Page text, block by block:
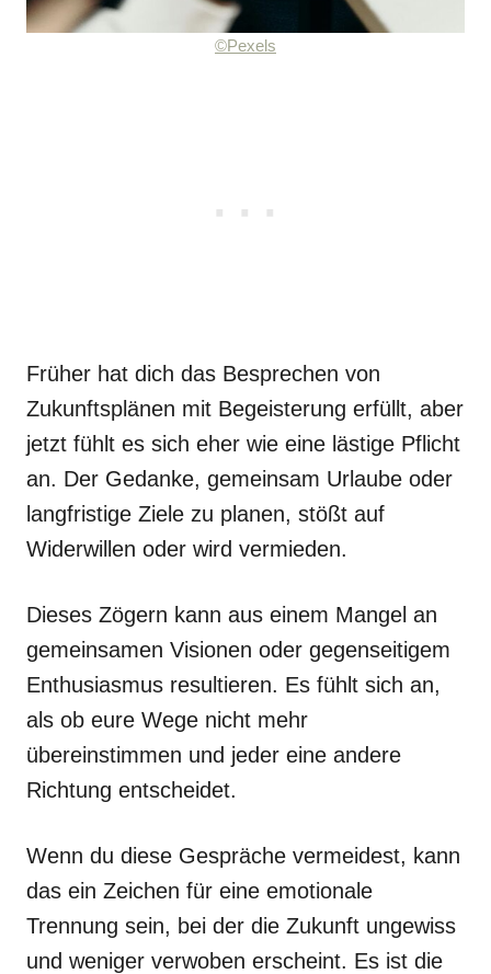
©Pexels
Früher hat dich das Besprechen von
Zukunftsplänen mit Begeisterung erfüllt, aber
jetzt fühlt es sich eher wie eine lästige Pflicht
an. Der Gedanke, gemeinsam Urlaube oder
langfristige Ziele zu planen, stößt auf
Widerwillen oder wird vermieden.
Dieses Zögern kann aus einem Mangel an
gemeinsamen Visionen oder gegenseitigem
Enthusiasmus resultieren. Es fühlt sich an,
als ob eure Wege nicht mehr
übereinstimmen und jeder eine andere
Richtung entscheidet.
Wenn du diese Gespräche vermeidest, kann
das ein Zeichen für eine emotionale
Trennung sein, bei der die Zukunft ungewiss
und weniger verwoben erscheint. Es ist die